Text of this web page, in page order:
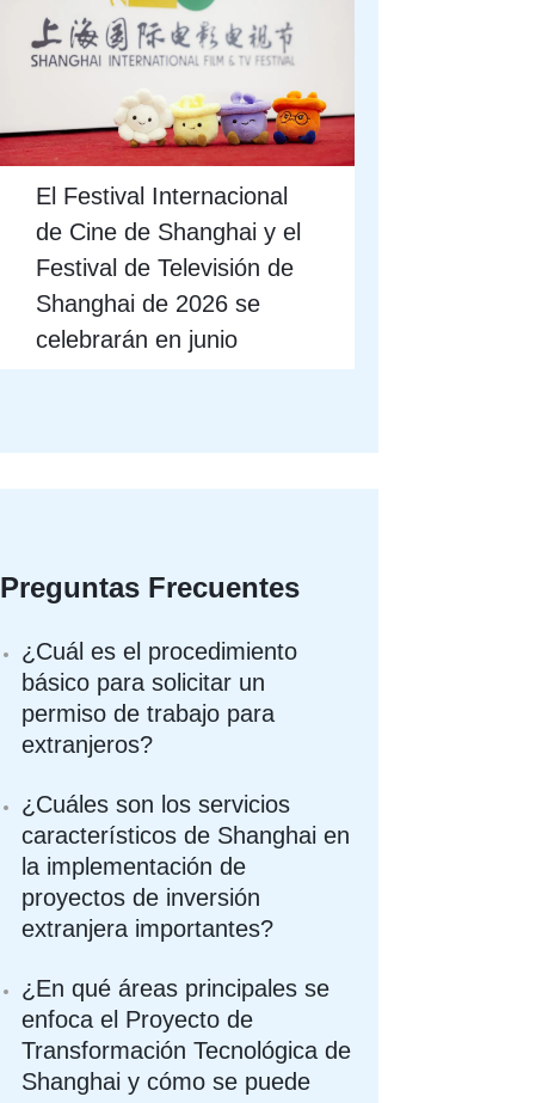
El Festival Internacional
de Cine de Shanghai y el
Festival de Televisión de
Shanghai de 2026 se
celebrarán en junio
Preguntas Frecuentes
¿Cuál es el procedimiento
básico para solicitar un
permiso de trabajo para
extranjeros?
¿Cuáles son los servicios
característicos de Shanghai en
la implementación de
proyectos de inversión
extranjera importantes?
¿En qué áreas principales se
enfoca el Proyecto de
Transformación Tecnológica de
Shanghai y cómo se puede